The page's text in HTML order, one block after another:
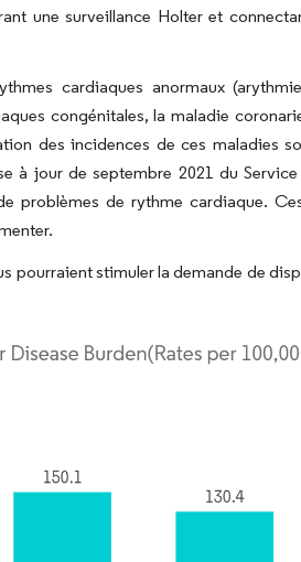
une surveillance Holter et
cardiaques anormaux
congénitales, la maladie
des incidences de ces maladies
à jour de septembre 2021 du
problèmes de rythme cardiaque.
pourraient stimuler la demande de